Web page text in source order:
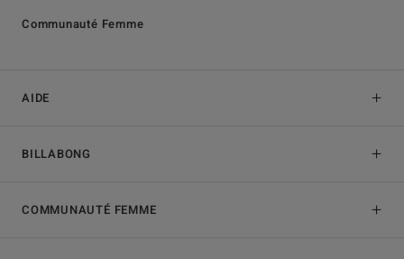
AIDE
BILLABONG
Communauté Femme
COMMUNAUTÉ FEMME